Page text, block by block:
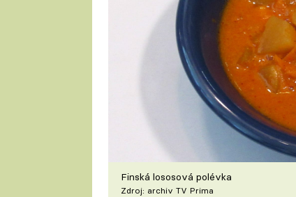
Finská lososová polévka
Zdroj: archiv TV Prima